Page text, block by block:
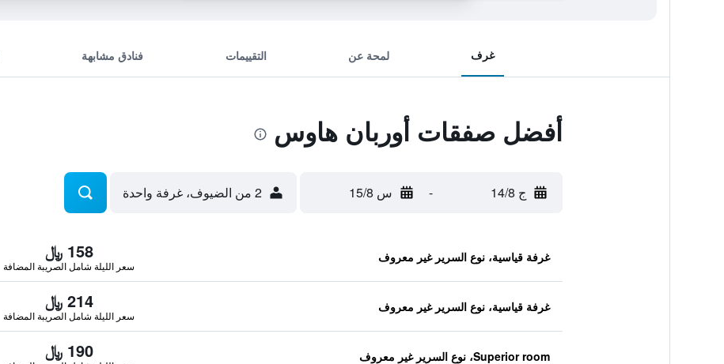
غرف لمحة عن التقييمات فنادق مشابهة
أفضل صفقات أوربان هاوس
ج 14/8 - س 15/8 2 من الضيوف، غرفة واحدة
غرفة قياسية، نوع السرير غير معروف 158 ﷼
سعر الليلة شامل الصريبة المضافة
غرفة قياسية، نوع السرير غير معروف 214 ﷼
سعر الليلة شامل الصريبة المضافة
Superior room، نوع السرير غير معروف 190 ﷼